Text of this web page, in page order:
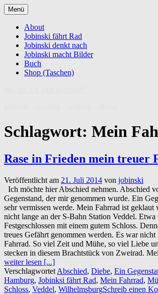
Zum
Inhalt
springen
Menü
About
Jobinski fährt Rad
Jobinski denkt nach
Jobinski macht Bilder
Buch
Shop (Taschen)
Schlagwort: Mein
Rase in Frieden mein treuer
Veröffentlicht am 21. Juli 2014 von jobinski
Ich möchte hier Abschied nehmen. Abschied
Gegenstand, der mir genommen wurde. Ein
sehr vermissen werde. Mein Fahrrad ist geklaut
nicht lange an der S-Bahn Station Veddel. Etwa
Festgeschlossen mit einem gutem Schloss.
treues Gefährt genommen werden. Es war nicht
Fahrrad. So viel Zeit und Mühe, so viel Liebe
stecken in diesem Brachtstück von Zweirad.
weiter lesen [...]
Verschlagwortet Abschied, Diebe, Ein
Hamburg, Jobinksi fährt Rad, Mein Fahrrad,
Schloss, Veddel, WilhelmsburgSchreib einen